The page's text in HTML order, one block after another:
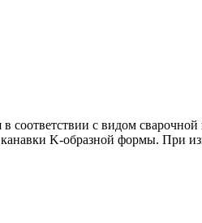
с видом
K-образной формы. При